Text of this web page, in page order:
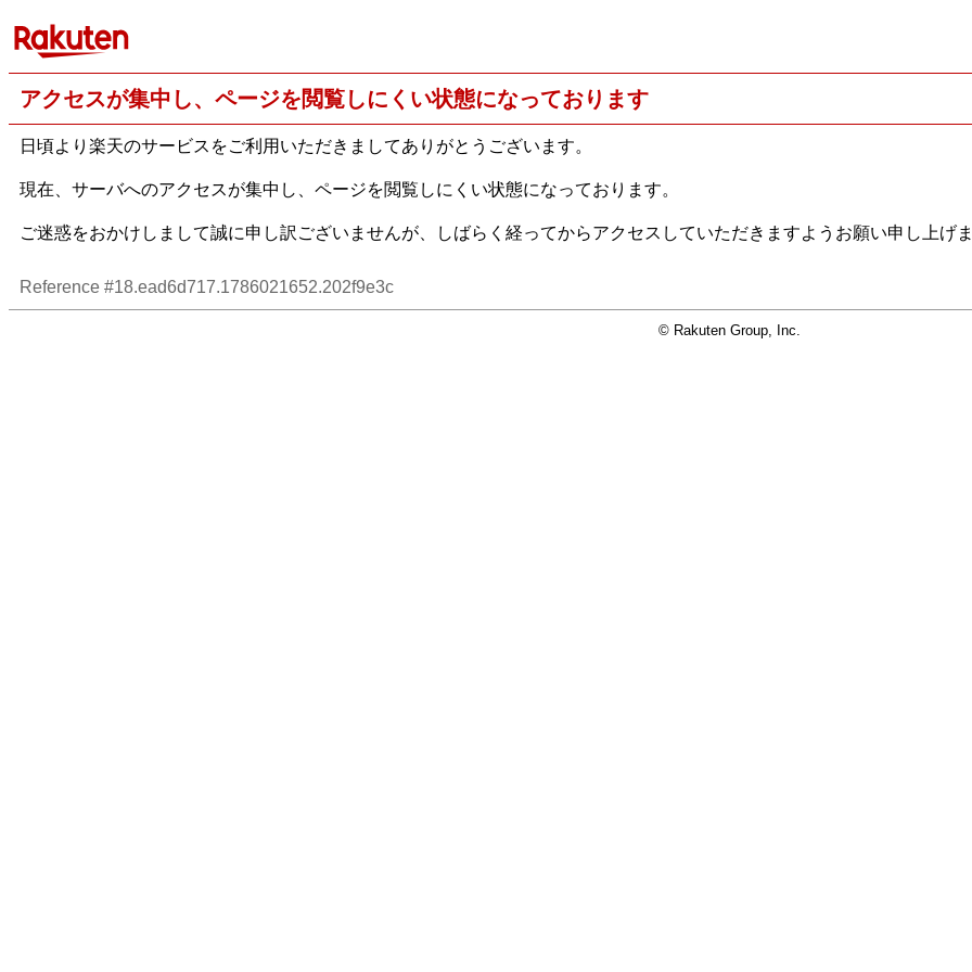
アクセスが集中し、ページを閲覧しにくい状態になっております
日頃より楽天のサービスをご利用いただきましてありがとうございます。
現在、サーバへのアクセスが集中し、ページを閲覧しにくい状態になっております。
ご迷惑をおかけしまして誠に申し訳ございませんが、しばらく経ってからアクセスしていただきますようお願い申し上げ
Reference #18.ead6d717.1786021652.202f9e3c
© Rakuten Group, Inc.